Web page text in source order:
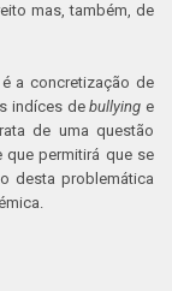
mas, também, de
a concretização de
indíces debullying e
de uma questão
que permitirá que se
desta problemática